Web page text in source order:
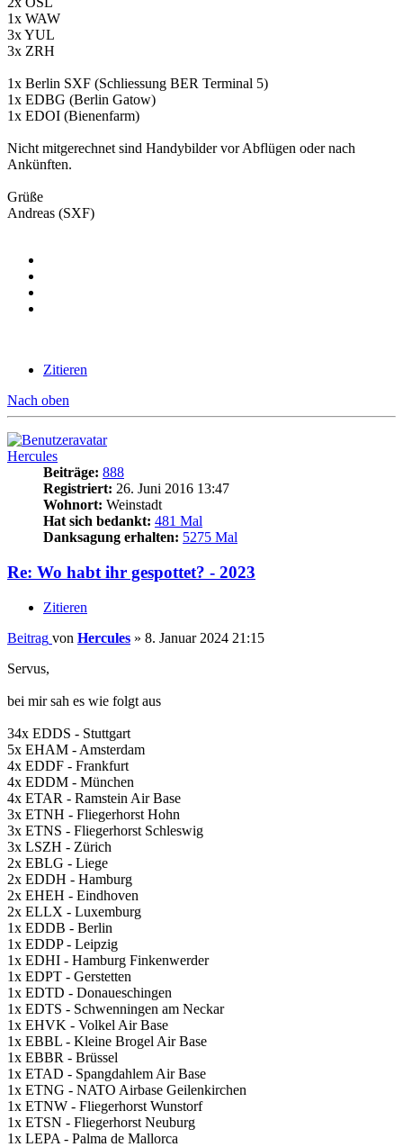
1x WAW
3x YUL
3x ZRH
1x Berlin SXF (Schliessung BER Terminal 5)
1x EDBG (Berlin Gatow)
1x EDOI (Bienenfarm)
Nicht mitgerechnet sind Handybilder vor Abflügen oder nach
Ankünften.
Grüße
Andreas (SXF)
Zitieren
Nach oben
Hercules
Beiträge: 888
Registriert: 26. Juni 2016 13:47
Wohnort: Weinstadt
Hat sich bedankt: 481 Mal
Danksagung erhalten: 5275 Mal
Re: Wo habt ihr gespottet? - 2023
Zitieren
Beitrag von Hercules » 8. Januar 2024 21:15
Servus,
bei mir sah es wie folgt aus
34x EDDS - Stuttgart
5x EHAM - Amsterdam
4x EDDF - Frankfurt
4x EDDM - München
4x ETAR - Ramstein Air Base
3x ETNH - Fliegerhorst Hohn
3x ETNS - Fliegerhorst Schleswig
3x LSZH - Zürich
2x EBLG - Liege
2x EDDH - Hamburg
2x EHEH - Eindhoven
2x ELLX - Luxemburg
1x EDDB - Berlin
1x EDDP - Leipzig
1x EDHI - Hamburg Finkenwerder
1x EDPT - Gerstetten
1x EDTD - Donaueschingen
1x EDTS - Schwenningen am Neckar
1x EHVK - Volkel Air Base
1x EBBL - Kleine Brogel Air Base
1x EBBR - Brüssel
1x ETAD - Spangdahlem Air Base
1x ETNG - NATO Airbase Geilenkirchen
1x ETNW - Fliegerhorst Wunstorf
1x ETSN - Fliegerhorst Neuburg
1x LEPA - Palma de Mallorca